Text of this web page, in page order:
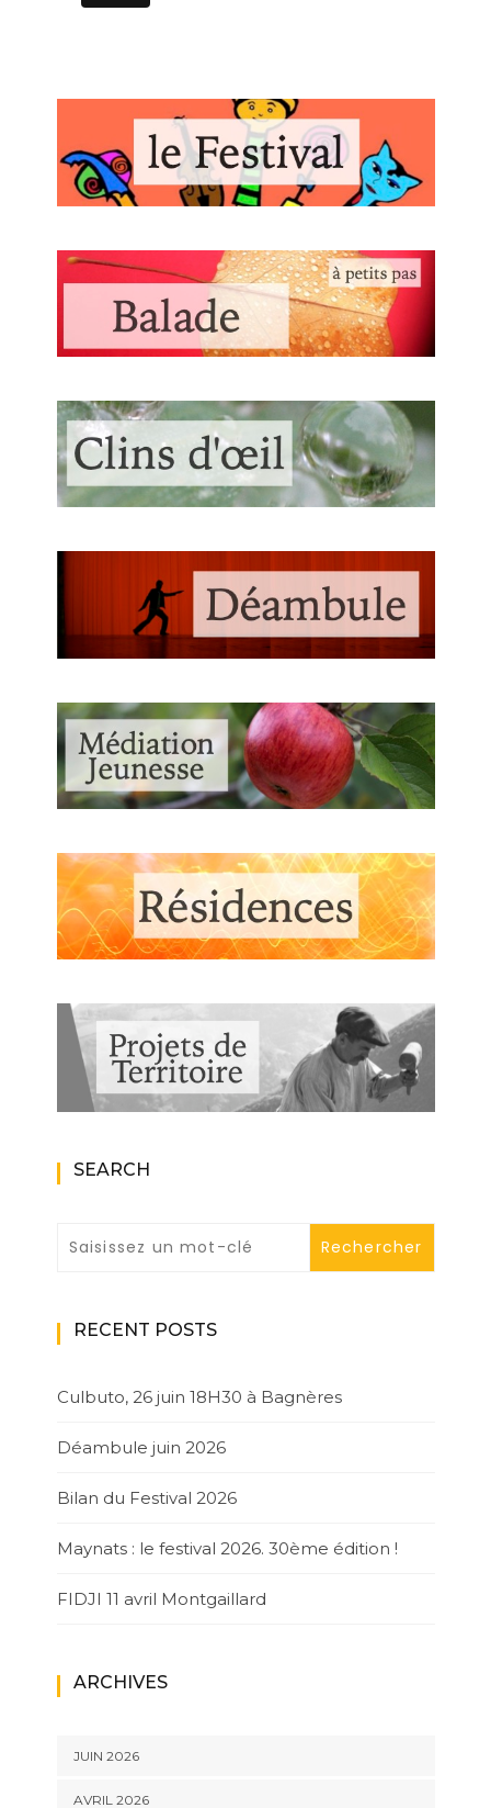
SEARCH
RECENT POSTS
Culbuto, 26 juin 18H30 à Bagnères
Déambule juin 2026
Bilan du Festival 2026
Maynats : le festival 2026. 30ème édition !
FIDJI 11 avril Montgaillard
ARCHIVES
JUIN 2026
AVRIL 2026